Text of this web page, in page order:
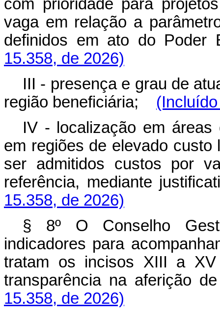
com prioridade para
vaga em relação a
definidos em ato do
15.358, de 2026)
III - presença e grau de
região beneficiária;
IV - localização em áreas
em regiões de elevado
ser admitidos custos por
referência, mediante
15.358, de 2026)
§ 8º O Conselho
indicadores para
tratam os incisos XIII a
transparência na aferição
15.358, de 2026)